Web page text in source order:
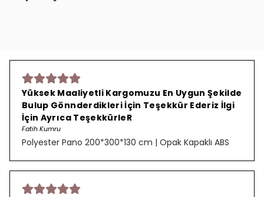
Yüksek Maaliyetli Kargomuzu En Uygun Şekilde
Bulup Gönnderdikleri İçin Teşekkür Ederiz İlgi
İçin Ayrıca TeşekkürleR
Fatih Kumru
Polyester Pano 200*300*130 cm | Opak Kapaklı ABS